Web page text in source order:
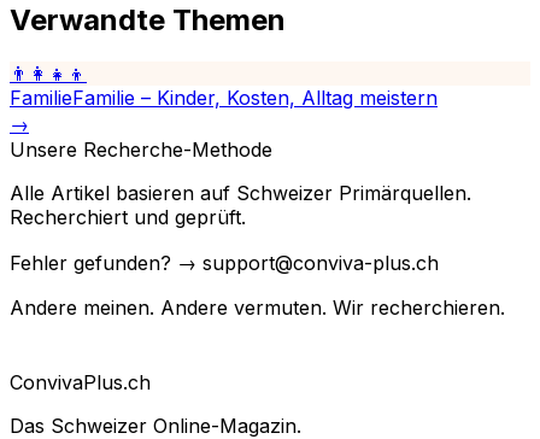
Verwandte Themen
👨‍👩‍👧‍👦
FamilieFamilie – Kinder, Kosten, Alltag meistern
→
Unsere Recherche-Methode
Alle Artikel basieren auf Schweizer Primärquellen.
Recherchiert und geprüft.
Fehler gefunden? → support@conviva-plus.ch
Andere meinen. Andere vermuten. Wir recherchieren.
ConvivaPlus.ch
Das Schweizer Online-Magazin.